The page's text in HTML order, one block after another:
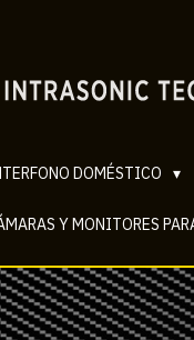
DOMÉSTICO ▾
Y MONITORES